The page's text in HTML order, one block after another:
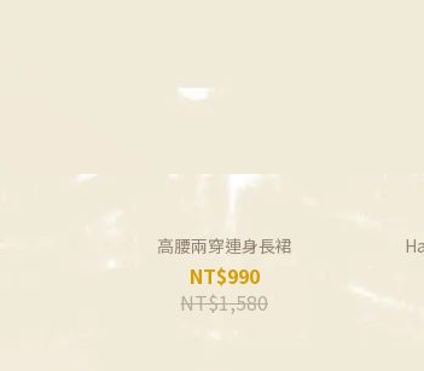
高腰兩穿連身長裙
NT$990
NT$1,580